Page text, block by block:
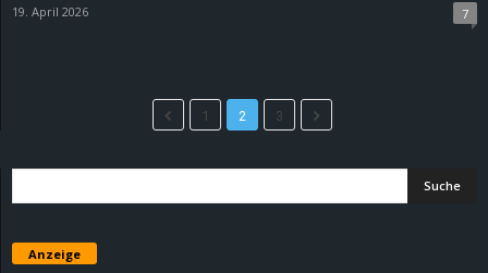
19. April 2026 7
1 2 3
Anzeige